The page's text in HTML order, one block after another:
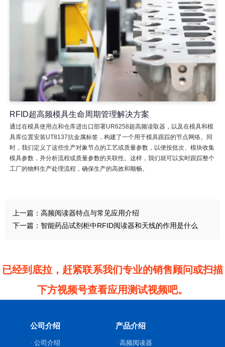
RFID超高频模具生命周期管理解决方案
通过在模具使用点和仓库进出口部署UR6258超高频读取器，以及在模具和模
具库位置安装UT8137抗金属标签，构建了一个用于模具跟踪的节点网络。同
时，我们定义了这些生产对象节点的工艺或质量参数，以便按批次、模块收集
模具参数，并分析流程或质量参数的关联性。这样，我们就可以实时跟踪整个
工厂的物料生产处理流程，确保生产的高效和顺畅。
上一篇： 高频阅读器特点与常见应用介绍
下一篇： 智能药品试剂柜中RFID阅读器和天线的作用是什么
已经到底拉，赶紧联系我们专业的销售顾问或扫描
下方视频号查看应用测试视频吧。
公司介绍
公司介绍
产品介绍
高频阅读器